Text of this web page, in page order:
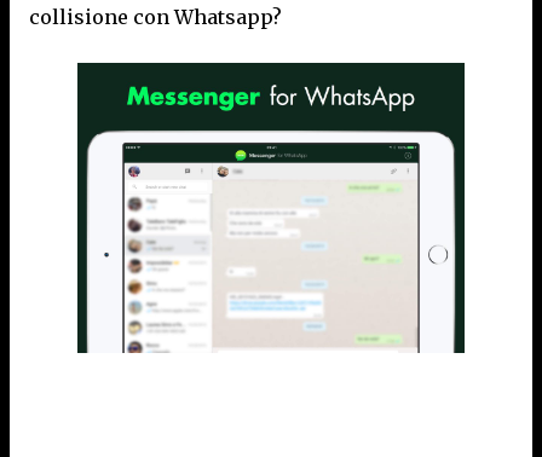
collisione con Whatsapp?